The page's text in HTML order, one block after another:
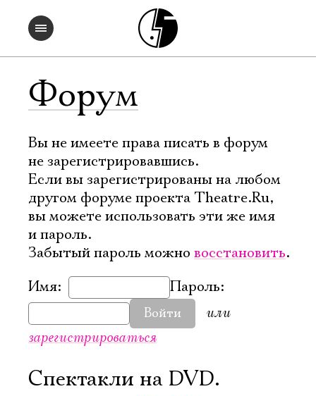
Форум
Вы не имеете права писать в форум
не зарегистрировавшись.
Если вы зарегистрированы на любом
другом форуме проекта Theatre.Ru,
вы можете использовать эти же имя
и пароль.
Забытый пароль можно восстановить.
Имя:
Пароль:
Войти
или
зарегистрироваться
Спектакли на DVD.